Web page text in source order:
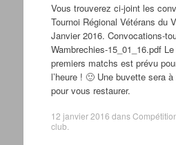
Vous trouverez ci-joint les
Tournoi Régional Vétérans du
Janvier 2016. Convocations-
Wambrechies-15_01_16.pdf
premiers matchs est prévu
l’heure ! 🙂 Une buvette sera
pour vous restaurer.
12 janvier 2016 dans
club